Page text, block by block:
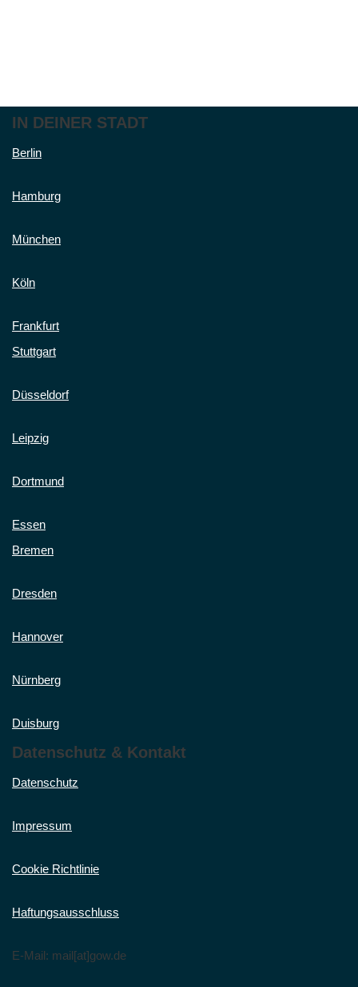
IN DEINER STADT
Berlin
Hamburg
München
Köln
Frankfurt
Stuttgart
Düsseldorf
Leipzig
Dortmund
Essen
Bremen
Dresden
Hannover
Nürnberg
Duisburg
Datenschutz & Kontakt
Datenschutz
Impressum
Cookie Richtlinie
Haftungsausschluss
E-Mail: mail[at]gow.de